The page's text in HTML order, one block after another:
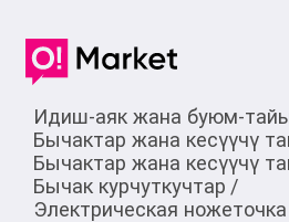
Идиш-аяк жана буюм-
Бычактар ​​жана кесүүчү
Бычактар ​​жана кесүүчү
Бычак курчуткучтар /
Электрическая